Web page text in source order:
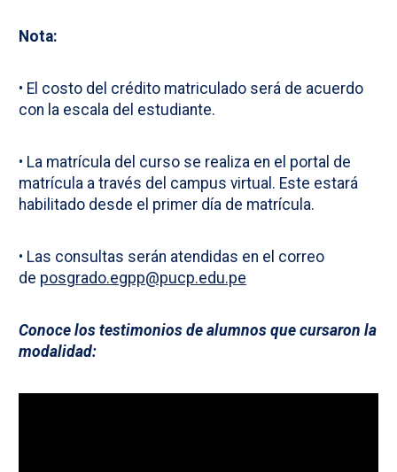
Nota:
• El costo del crédito matriculado será de acuerdo
con la escala del estudiante.
• La matrícula del curso se realiza en el portal de
matrícula a través del campus virtual. Este estará
habilitado desde el primer día de matrícula.
• Las consultas serán atendidas en el correo
de posgrado.egpp@pucp.edu.pe
Conoce los testimonios de alumnos que cursaron la
modalidad: